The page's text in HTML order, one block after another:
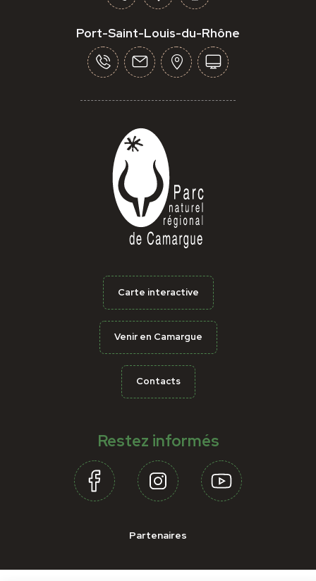
Port-Saint-Louis-du-Rhône
Carte interactive
Venir en Camargue
Contacts
Restez informés
Partenaires